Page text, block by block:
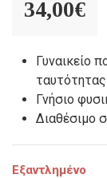
34,00€
Γυναικείο
Γνήσιο
Διαθέσιμο
Εξαντλημένο